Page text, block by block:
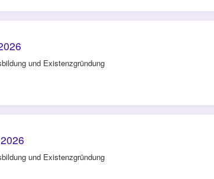
und Existenzgründung
und Existenzgründung